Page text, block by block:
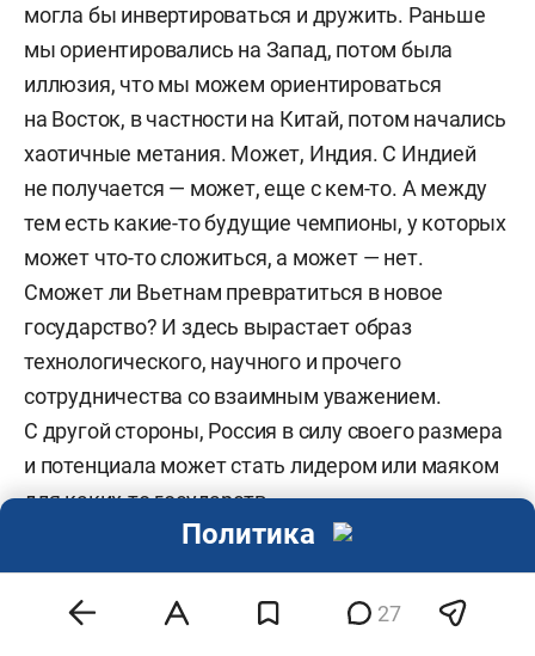
могла бы инвертироваться и дружить. Раньше
мы ориентировались на Запад, потом была
иллюзия, что мы можем ориентироваться
на Восток, в частности на Китай, потом начались
хаотичные метания. Может, Индия. С Индией
не получается — может, еще с кем-то. А между
тем есть какие-то будущие чемпионы, у которых
может что-то сложиться, а может — нет.
Сможет ли Вьетнам превратиться в новое
государство? И здесь вырастает образ
технологического, научного и прочего
сотрудничества со взаимным уважением.
С другой стороны, Россия в силу своего размера
и потенциала может стать лидером или маяком
для каких-то государств.
и тому, как они смогут устраивать свою жизнь
в России будущего. Например, непонятно,
27
Политика